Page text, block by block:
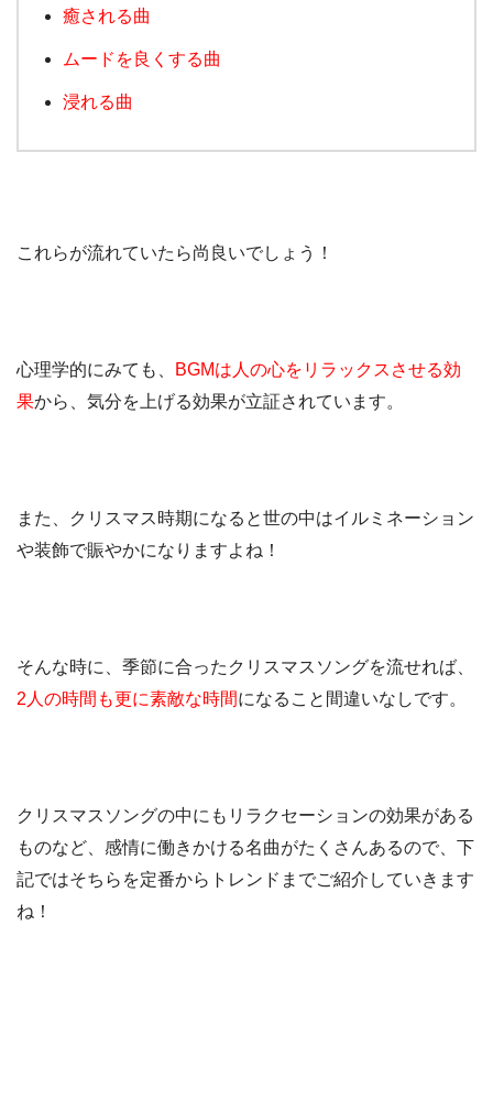
癒される曲
ムードを良くする曲
浸れる曲
これらが流れていたら尚良いでしょう！
心理学的にみても、
BGMは人の心をリラックスさせる効
果から、気分を上げる効果が立証されています。
また、クリスマス時期になると世の中はイルミネーション
や装飾で賑やかになりますよね！
そんな時に、季節に合ったクリスマスソングを流せれば、
2人の時間も更に素敵な時間になること間違いなしです。
クリスマスソングの中にもリラクセーションの効果がある
ものなど、感情に働きかける名曲がたくさんあるので、下
記ではそちらを定番からトレンドまでご紹介していきます
ね！